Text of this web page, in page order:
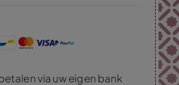
via uw eigen bank